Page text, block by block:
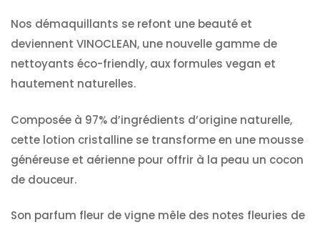
Nos démaquillants se refont une beauté et
deviennent VINOCLEAN, une nouvelle gamme de
nettoyants éco-friendly, aux formules vegan et
hautement naturelles.
Composée à 97% d’ingrédients d’origine naturelle,
cette lotion cristalline se transforme en une mousse
généreuse et aérienne pour offrir à la peau un cocon
de douceur.
Son parfum fleur de vigne mêle des notes fleuries de